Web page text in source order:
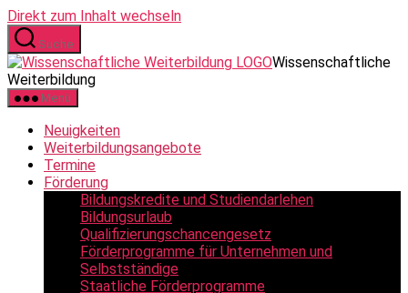
Direkt zum Inhalt wechseln
Suche
Wissenschaftliche
Weiterbildung
Menü
Neuigkeiten
Weiterbildungsangebote
Termine
Förderung
Bildungskredite und Studiendarlehen
Bildungsurlaub
Qualifizierungschancengesetz
Förderprogramme für Unternehmen und
Selbstständige
Staatliche Förderprogramme